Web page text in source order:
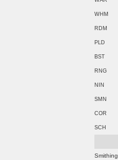
WHM
RDM
PLD
BST
RNG
NIN
SMN
COR
SCH
Smithing